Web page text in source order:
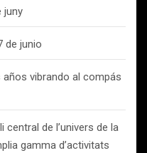
juny
de junio
años vibrando al compás
central de l’univers de la
gamma d’activitats